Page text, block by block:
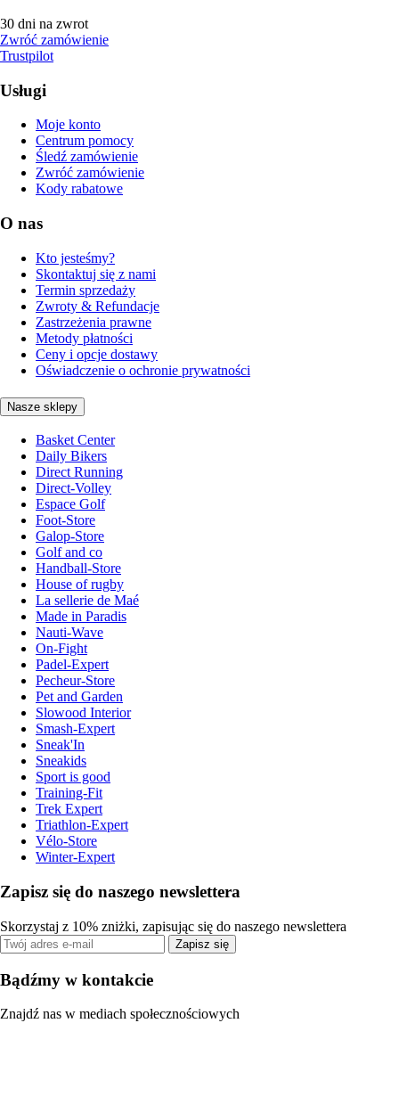
30 dni na zwrot
Zwróć zamówienie
Trustpilot
Usługi
Moje konto
Centrum pomocy
Śledź zamówienie
Zwróć zamówienie
Kody rabatowe
O nas
Kto jesteśmy?
Skontaktuj się z nami
Termin sprzedaży
Zwroty & Refundacje
Zastrzeżenia prawne
Metody płatności
Ceny i opcje dostawy
Oświadczenie o ochronie prywatności
Nasze sklepy
Basket Center
Daily Bikers
Direct Running
Direct-Volley
Espace Golf
Foot-Store
Galop-Store
Golf and co
Handball-Store
House of rugby
La sellerie de Maé
Made in Paradis
Nauti-Wave
On-Fight
Padel-Expert
Pecheur-Store
Pet and Garden
Slowood Interior
Smash-Expert
Sneak'In
Sneakids
Sport is good
Training-Fit
Trek Expert
Triathlon-Expert
Vélo-Store
Winter-Expert
Zapisz się do naszego newslettera
Skorzystaj z 10% zniżki, zapisując się do naszego newslettera
Zapisz się
Bądźmy w kontakcie
Znajdź nas w mediach społecznościowych